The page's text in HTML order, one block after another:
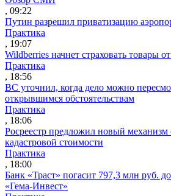
, 09:22
Путин разрешил приватизацию
Практика
, 19:07
Wildberries начнет страховать товары
Практика
, 18:56
ВС уточнил, когда дело можно
открывшимся обстоятельствам
Практика
, 18:06
Росреестр предложил новый механизм
кадастровой стоимости
Практика
, 18:00
Банк «Траст» погасит 797,3 млн руб.
«Гема-Инвест»